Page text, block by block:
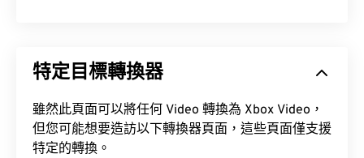
特定目標轉換器
雖然此頁面可以將任何 Video 轉換為 Xbox Video，
但您可能想要造訪以下轉換器頁面，這些頁面僅支援
特定的轉換。